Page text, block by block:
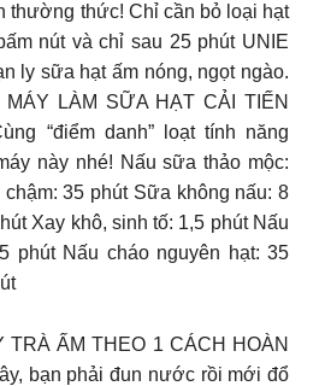
thường thức! Chỉ cần bỏ loại hạt
nút và chỉ sau 25 phút UNIE
ly sữa hạt ấm nóng, ngọt ngào.
LÀM SỮA HẠT CẢI TIẾN
“điểm danh” loạt tính năng
này nhé! Nấu sữa thảo mộc:
35 phút Sữa không nấu: 8
Xay khô, sinh tố: 1,5 phút Nấu
phút Nấu cháo nguyên hạt: 35
ẤM THEO 1 CÁCH HOÀN
bạn phải đun nước rồi mới đổ